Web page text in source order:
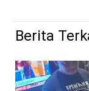
Berita